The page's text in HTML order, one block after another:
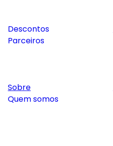
Descontos
Parceiros
Sobre
Quem somos